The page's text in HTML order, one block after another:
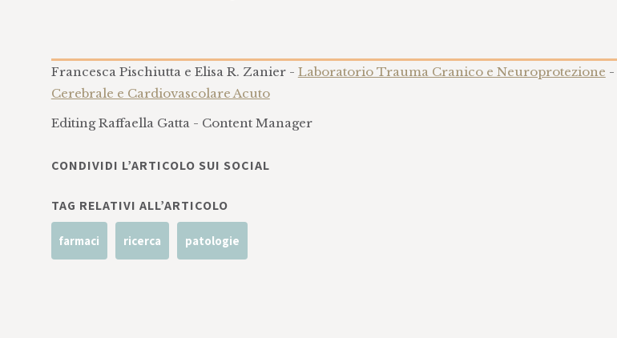
Francesca Pischiutta e Elisa R. Zanier - Laboratorio Trauma Cranico e Neuroprotezione -
Cerebrale e Cardiovascolare Acuto
Editing Raffaella Gatta - Content Manager
CONDIVIDI L’ARTICOLO SUI SOCIAL
TAG RELATIVI ALL’ARTICOLO
farmaci ricerca patologie